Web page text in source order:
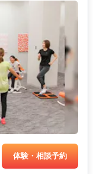
体験・相談予約